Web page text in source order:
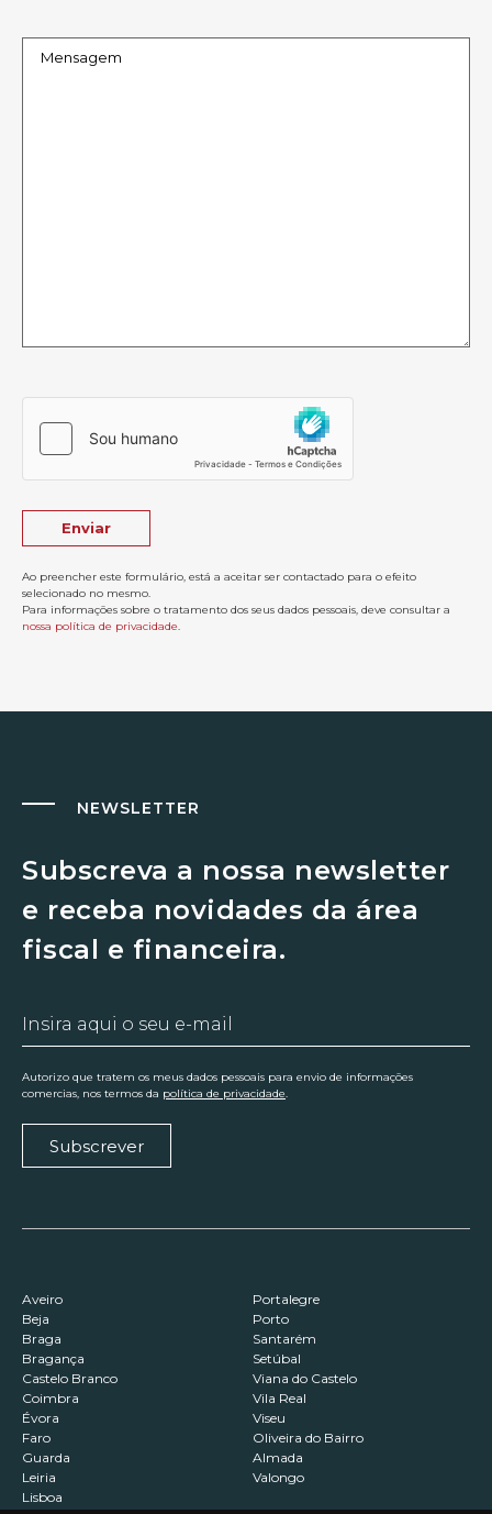
Ao preencher este formulário, está a aceitar ser contactado para o efeito
selecionado no mesmo.
Para informações sobre o tratamento dos seus dados pessoais, deve consultar a
nossa política de privacidade.
NEWSLETTER
Subscreva a nossa newsletter
e receba novidades da área
fiscal e financeira.
Autorizo que tratem os meus dados pessoais para envio de informações
comercias, nos termos da política de privacidade.
Subscrever
Aveiro
Beja
Braga
Bragança
Castelo Branco
Coimbra
Évora
Faro
Guarda
Leiria
Lisboa
Portalegre
Porto
Santarém
Setúbal
Viana do Castelo
Vila Real
Viseu
Oliveira do Bairro
Almada
Valongo